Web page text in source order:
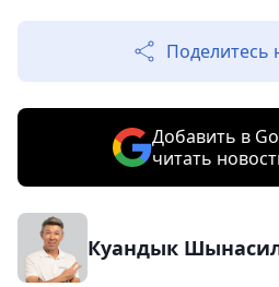
Поделитесь
Добавить в
читать
Куандык